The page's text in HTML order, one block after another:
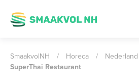
SmaakvolNH / Horeca / Nederland
SuperThai Restaurant